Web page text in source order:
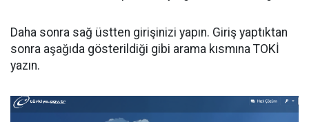
Daha sonra sağ üstten girişinizi yapın. Giriş yaptıktan
sonra aşağıda gösterildiği gibi arama kısmına TOKİ
yazın.